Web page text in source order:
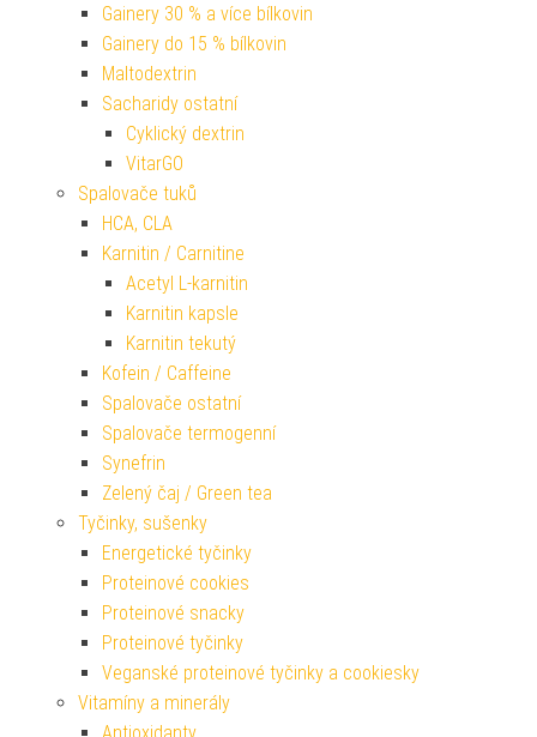
Gainery 30 % a více bílkovin
Gainery do 15 % bílkovin
Maltodextrin
Sacharidy ostatní
Cyklický dextrin
VitarGO
Spalovače tuků
HCA, CLA
Karnitin / Carnitine
Acetyl L-karnitin
Karnitin kapsle
Karnitin tekutý
Kofein / Caffeine
Spalovače ostatní
Spalovače termogenní
Synefrin
Zelený čaj / Green tea
Tyčinky, sušenky
Energetické tyčinky
Proteinové cookies
Proteinové snacky
Proteinové tyčinky
Veganské proteinové tyčinky a cookiesky
Vitamíny a minerály